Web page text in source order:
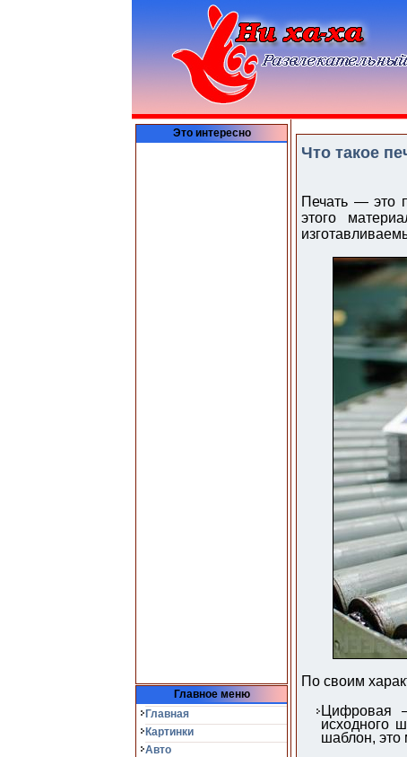
Это интересно
Главное меню
Главная
Картинки
Авто
Что такое
Печать — это
этого
По своим
Цифровая
исходного
шаблон, это